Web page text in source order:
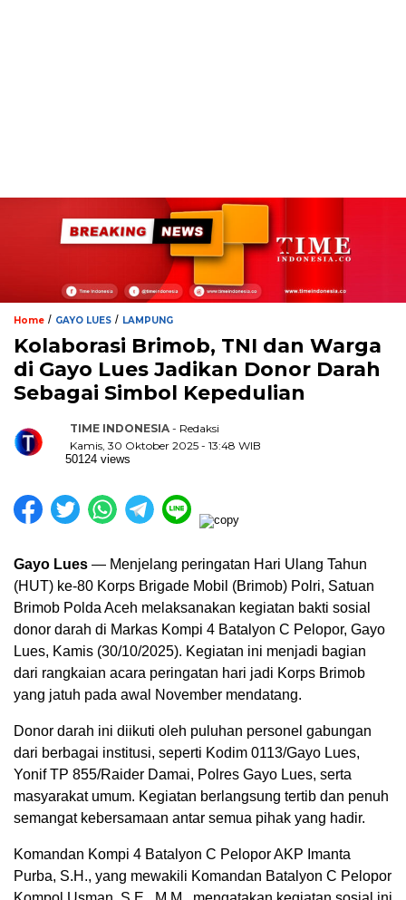
Home / GAYO LUES / LAMPUNG
Kolaborasi Brimob, TNI dan Warga
di Gayo Lues Jadikan Donor Darah
Sebagai Simbol Kepedulian
TIME INDONESIA - Redaksi
Kamis, 30 Oktober 2025 - 13:48 WIB
50124 views
Gayo Lues — Menjelang peringatan Hari Ulang Tahun
(HUT) ke-80 Korps Brigade Mobil (Brimob) Polri, Satuan
Brimob Polda Aceh melaksanakan kegiatan bakti sosial
donor darah di Markas Kompi 4 Batalyon C Pelopor, Gayo
Lues, Kamis (30/10/2025). Kegiatan ini menjadi bagian
dari rangkaian acara peringatan hari jadi Korps Brimob
yang jatuh pada awal November mendatang.
Donor darah ini diikuti oleh puluhan personel gabungan
dari berbagai institusi, seperti Kodim 0113/Gayo Lues,
Yonif TP 855/Raider Damai, Polres Gayo Lues, serta
masyarakat umum. Kegiatan berlangsung tertib dan penuh
semangat kebersamaan antar semua pihak yang hadir.
Komandan Kompi 4 Batalyon C Pelopor AKP Imanta
Purba, S.H., yang mewakili Komandan Batalyon C Pelopor